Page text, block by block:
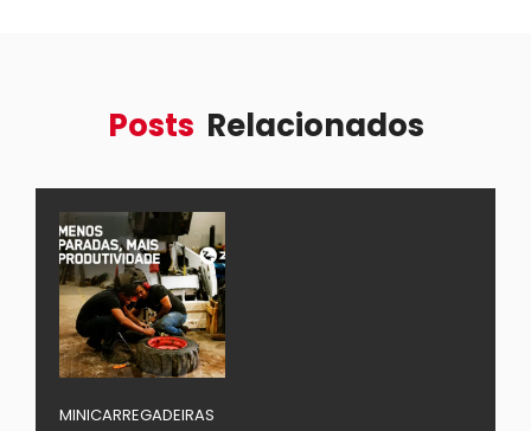
Posts Relacionados
MINICARREGADEIRAS